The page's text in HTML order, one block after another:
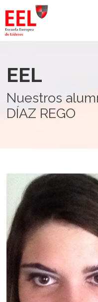
EEL
Nuestros
DÍAZ REGO